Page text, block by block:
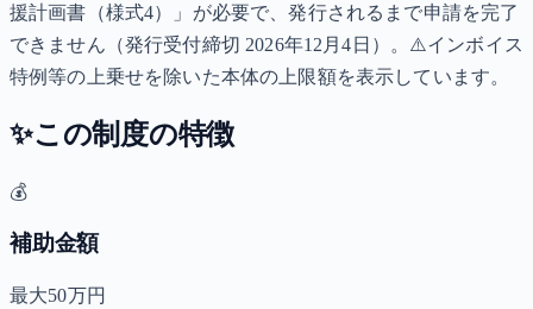
援計画書（様式4）」が必要で、発行されるまで申請を完了
できません（発行受付締切 2026年12月4日）。⚠️インボイス
特例等の上乗せを除いた本体の上限額を表示しています。
✨この制度の特徴
💰
補助金額
最大50万円